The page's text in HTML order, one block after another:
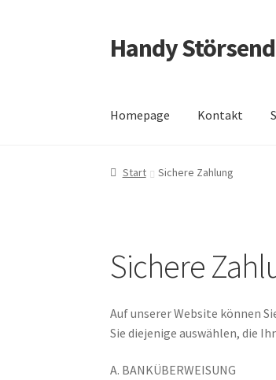
Zur
Navigation
Zum
Inhalt
Handy
Homepage Kontakt
Start Blog
Start Sichere Zahlung
Sichere
Auf unserer Website können
Sie diejenige auswählen, die
A. BANKÜBERWEISUNG